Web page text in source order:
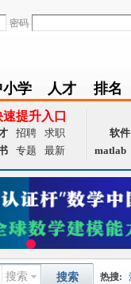
密码
小学
zxx
人才
achieve
排名
Ranklist
速提升入口
招聘
求职
专题 最新
软件
matlab
搜索 搜索 热搜: